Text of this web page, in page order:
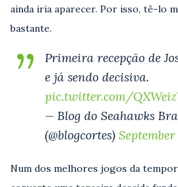
ainda iria aparecer. Por isso, tê-lo
bastante.
Primeira recepção de
e já sendo decisiva.
pic.twitter.com/
— Blog do Seahawks
(@blogcortes)
Num dos melhores jogos da